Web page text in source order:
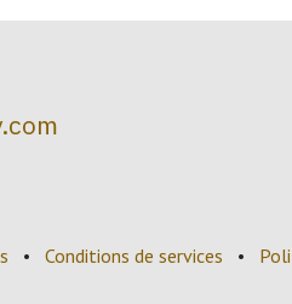
• Conditions de services •